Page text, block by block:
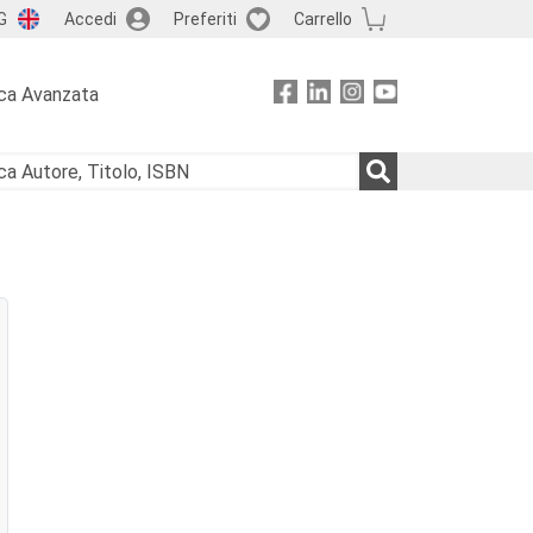
Accedi Preferiti Carrello
Avanzata